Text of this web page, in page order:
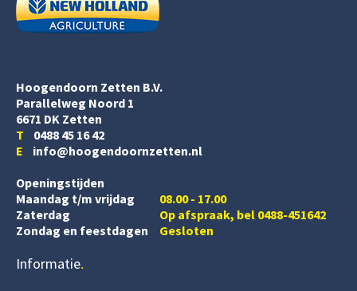
Hoogendoorn Zetten B.V.
Parallelweg Noord 1
6671 DK Zetten
T 0488 45 16 42
E info@hoogendoornzetten.nl
Openingstijden
Maandag t/m vrijdag
08.00 - 17.00
Zaterdag
Op afspraak, bel 0488-451642
Zondag en feestdagen
Gesloten
Informatie